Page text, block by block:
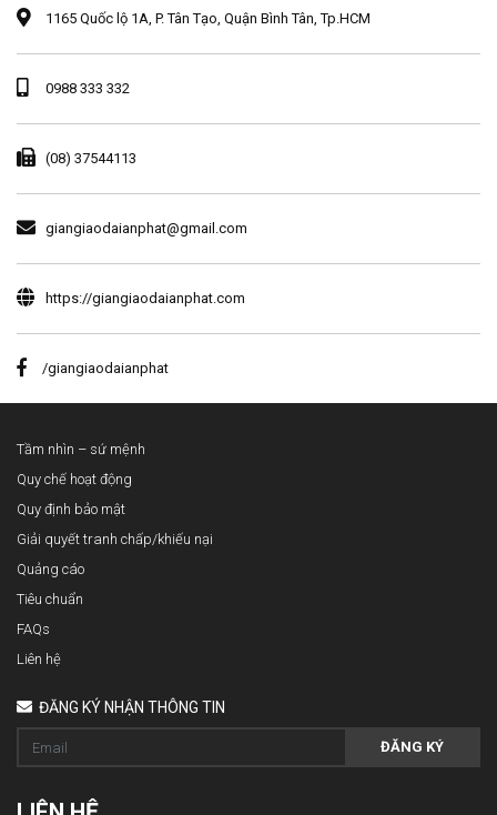
1165 Quốc lộ 1A, P. Tân Tạo, Quận Bình Tân, Tp.HCM
0988 333 332
(08) 37544113
giangiaodaianphat@gmail.com
https://giangiaodaianphat.com
/giangiaodaianphat
Tầm nhìn – sứ mệnh
Quy chế hoạt động
Quy định bảo mật
Giải quyết tranh chấp/khiếu nại
Quảng cáo
Tiêu chuẩn
FAQs
Liên hệ
ĐĂNG KÝ NHẬN THÔNG TIN
ĐĂNG KÝ